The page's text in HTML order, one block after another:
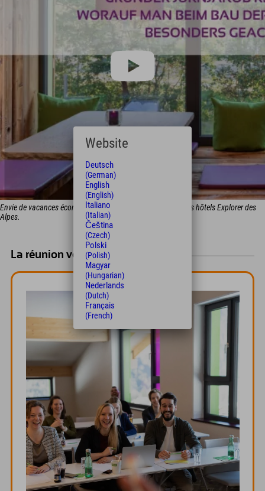
Envie de vacances écoresponsables ? C’est possible dans les hôtels Explorer des
Alpes.
La réunion verte
Website
Deutsch
(German)
English
(English)
Italiano
(Italian)
Čeština
(Czech)
Polski
(Polish)
Magyar
(Hungarian)
Nederlands
(Dutch)
Français
(French)